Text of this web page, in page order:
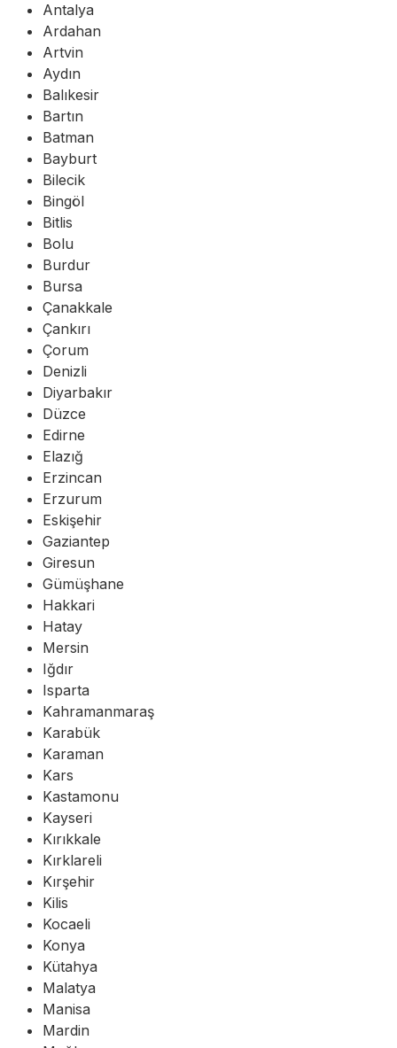
Antalya
Ardahan
Artvin
Aydın
Balıkesir
Bartın
Batman
Bayburt
Bilecik
Bingöl
Bitlis
Bolu
Burdur
Bursa
Çanakkale
Çankırı
Çorum
Denizli
Diyarbakır
Düzce
Edirne
Elazığ
Erzincan
Erzurum
Eskişehir
Gaziantep
Giresun
Gümüşhane
Hakkari
Hatay
Mersin
Iğdır
Isparta
Kahramanmaraş
Karabük
Karaman
Kars
Kastamonu
Kayseri
Kırıkkale
Kırklareli
Kırşehir
Kilis
Kocaeli
Konya
Kütahya
Malatya
Manisa
Mardin